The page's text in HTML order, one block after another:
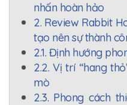
nhấn hoàn hảo
2. Review Rabbit
tạo nên sự thành
2.1. Định hướng
2.2. Vị trí “hang
mò
2.3. Phong cách